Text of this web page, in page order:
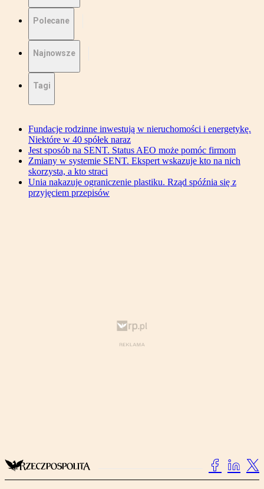
Polecane
Najnowsze
Tagi
Fundacje rodzinne inwestują w nieruchomości i energetykę.
Niektóre w 40 spółek naraz
Jest sposób na SENT. Status AEO może pomóc firmom
Zmiany w systemie SENT. Ekspert wskazuje kto na nich
skorzysta, a kto straci
Unia nakazuje ograniczenie plastiku. Rząd spóźnia się z
przyjęciem przepisów